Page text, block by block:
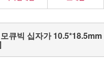
큐빅 십자가 10.5*18.5mm